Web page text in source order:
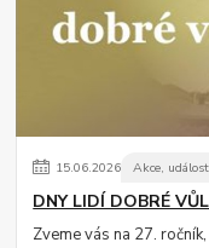
15.06.2026 Akce,
DNY LIDÍ DOBRÉ
Zveme vás na 27.